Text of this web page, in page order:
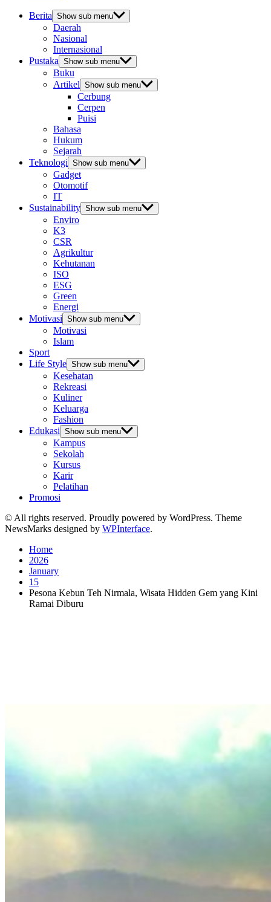
Berita Show sub menu
Daerah
Nasional
Internasional
Pustaka Show sub menu
Buku
Artikel Show sub menu
Cerbung
Cerpen
Puisi
Bahasa
Hukum
Sejarah
Teknologi Show sub menu
Gadget
Otomotif
IT
Sustainability Show sub menu
Enviro
K3
CSR
Agrikultur
Kehutanan
ISO
ESG
Green
Energi
Motivasi Show sub menu
Motivasi
Islam
Sport
Life Style Show sub menu
Kesehatan
Rekreasi
Kuliner
Keluarga
Fashion
Edukasi Show sub menu
Kampus
Sekolah
Kursus
Karir
Pelatihan
Promosi
© All rights reserved. Proudly powered by WordPress. Theme
NewsMarks designed by WPInterface.
Home
2026
January
15
Pesona Kebun Teh Nirmala, Wisata Hidden Gem yang Kini
Ramai Diburu